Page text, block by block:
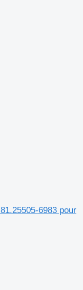
6983 pour